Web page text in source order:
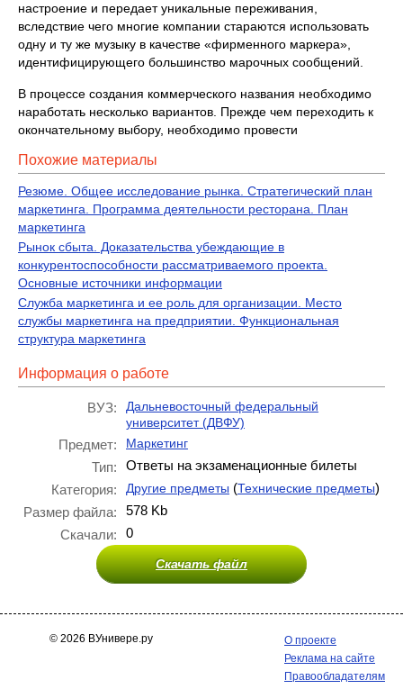
настроение и передает уникальные переживания,
вследствие чего многие компании стараются использовать
одну и ту же музыку в качестве «фирменного маркера»,
идентифицирующего большинство марочных сообщений.
В процессе создания коммерческого названия необходимо
наработать несколько вариантов. Прежде чем переходить к
окончательному выбору, необходимо провести
Похожие материалы
Резюме. Общее исследование рынка. Стратегический план
маркетинга. Программа деятельности ресторана. План
маркетинга
Рынок сбыта. Доказательства убеждающие в
конкурентоспособности рассматриваемого проекта.
Основные источники информации
Служба маркетинга и ее роль для организации. Место
службы маркетинга на предприятии. Функциональная
структура маркетинга
Информация о работе
ВУЗ:
Дальневосточный федеральный
университет (ДВФУ)
Предмет: Маркетинг
Тип:
Ответы на экзаменационные билеты
Категория:
Другие предметы (Технические предметы)
Размер файла:
578 Kb
Скачали:
0
Скачать файл
© 2026 ВУнивере.ру
О проекте
Реклама на сайте
Правообладателям